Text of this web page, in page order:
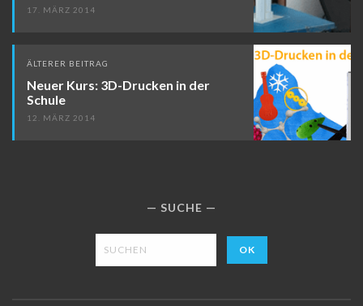
17. MÄRZ 2014
ÄLTERER BEITRAG
Neuer Kurs: 3D-Drucken in der
Schule
12. MÄRZ 2014
SUCHE